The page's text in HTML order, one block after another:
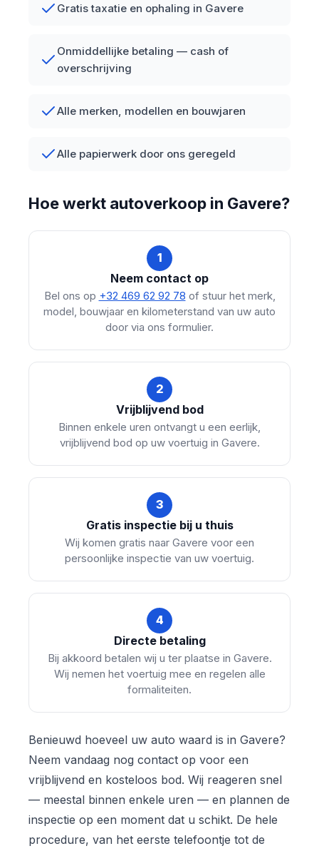
Gratis taxatie en ophaling in Gavere
Onmiddellijke betaling — cash of
overschrijving
Alle merken, modellen en bouwjaren
Alle papierwerk door ons geregeld
Hoe werkt autoverkoop in Gavere?
1
Neem contact op
Bel ons op +32 469 62 92 78 of stuur het merk,
model, bouwjaar en kilometerstand van uw auto
door via ons formulier.
2
Vrijblijvend bod
Binnen enkele uren ontvangt u een eerlijk,
vrijblijvend bod op uw voertuig in Gavere.
3
Gratis inspectie bij u thuis
Wij komen gratis naar Gavere voor een
persoonlijke inspectie van uw voertuig.
4
Directe betaling
Bij akkoord betalen wij u ter plaatse in Gavere.
Wij nemen het voertuig mee en regelen alle
formaliteiten.
Benieuwd hoeveel uw auto waard is in Gavere?
Neem vandaag nog contact op voor een
vrijblijvend en kosteloos bod. Wij reageren snel
— meestal binnen enkele uren — en plannen de
inspectie op een moment dat u schikt. De hele
procedure, van het eerste telefoontje tot de